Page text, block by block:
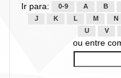
Ir para: 0-9 A B
J
K L M N
U
V
ou entre